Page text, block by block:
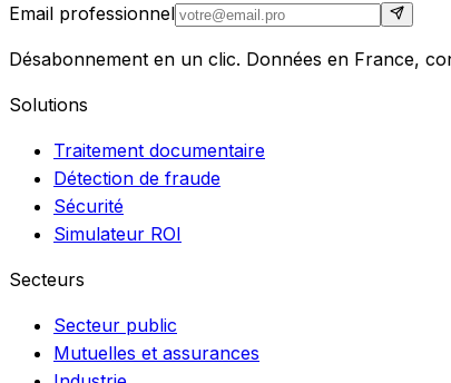
Email professionnel
Désabonnement en un clic. Données en France,
Solutions
Traitement documentaire
Détection de fraude
Sécurité
Simulateur ROI
Secteurs
Secteur public
Mutuelles et assurances